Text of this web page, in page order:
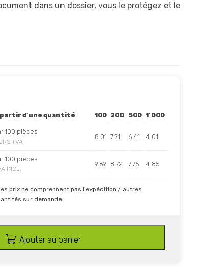
dans un dossier, vous le protégez et le
partir d’une quantité 100 200 500 1’000
100 pièces
TVA
8.01 7.21 6.41 4.01
100 pièces
INCL.
9.69 8.72 7.75 4.85
prix ne comprennent pas l'expédition / autres
sur demande
Ajouter au panier